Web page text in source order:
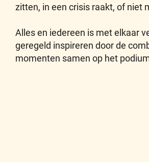
zitten, in een crisis raakt, of niet
Alles en iedereen is met elkaar
geregeld inspireren door de
momenten samen op het